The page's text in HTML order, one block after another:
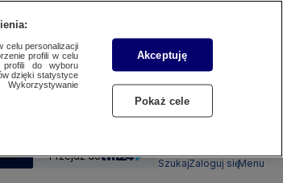
Przejdź do
SzukajZaloguj sięMenu
celu personalizacji
profili w celu
profili do wyboru
dzięki statystyce
Akceptuję
Pokaż cele